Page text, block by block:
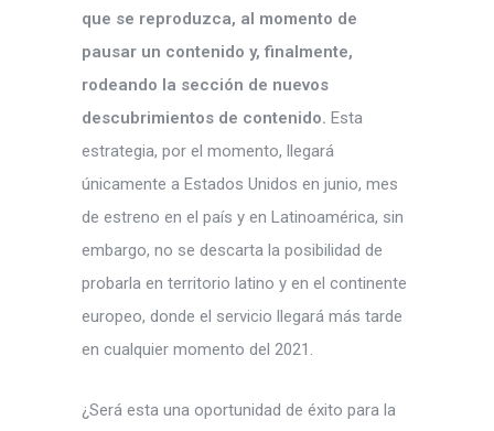
que se reproduzca, al momento de
pausar un contenido y, finalmente,
rodeando la sección de nuevos
descubrimientos de contenido. Esta
estrategia, por el momento, llegará
únicamente a Estados Unidos en junio, mes
de estreno en el país y en Latinoamérica, sin
embargo, no se descarta la posibilidad de
probarla en territorio latino y en el continente
europeo, donde el servicio llegará más tarde
en cualquier momento del 2021.
¿Será esta una oportunidad de éxito para la